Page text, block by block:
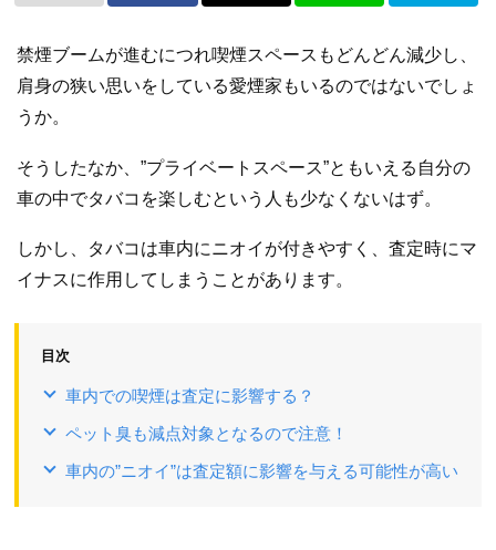
禁煙ブームが進むにつれ喫煙スペースもどんどん減少し、
肩身の狭い思いをしている愛煙家もいるのではないでしょ
うか。
そうしたなか、”プライベートスペース”ともいえる自分の
車の中でタバコを楽しむという人も少なくないはず。
しかし、タバコは車内にニオイが付きやすく、査定時にマ
イナスに作用してしまうことがあります。
目次
車内での喫煙は査定に影響する？
ペット臭も減点対象となるので注意！
車内の”ニオイ”は査定額に影響を与える可能性が高い